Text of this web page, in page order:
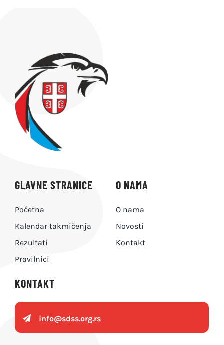
GLAVNE STRANICE
Početna
Kalendar takmičenja
Rezultati
Pravilnici
O NAMA
O nama
Novosti
Kontakt
KONTAKT
info@sdss.org.rs